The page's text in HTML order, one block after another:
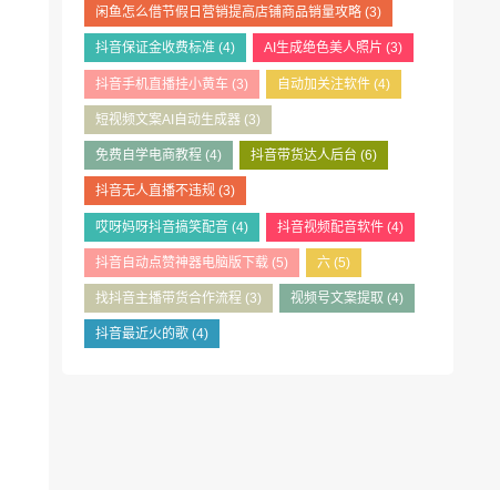
闲鱼怎么借节假日营销提高店铺商品销量攻略(3)
抖音保证金收费标准(4) AI生成绝色美人照片 (3)
抖音手机直播挂小黄车(3) 自动加关注软件(4)
短视频文案AI自动生成器(3)
免费自学电商教程(4) 抖音带货达人后台 (6)
抖音无人直播不违规(3)
哎呀妈呀抖音搞笑配音(4) 抖音视频配音软件(4)
抖音自动点赞神器电脑版下载(5) 六(5)
找抖音主播带货合作流程 (3) 视频号文案提取 (4)
抖音最近火的歌(4)